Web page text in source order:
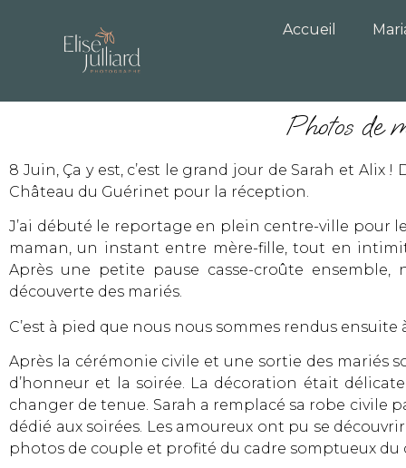
Accueil
Photos de
8 Juin, Ça y est, c’est le grand jour de Sarah et
Château du Guérinet pour la réception.
J’ai débuté le reportage en plein centre-ville pour
maman, un instant entre mère-fille, tout en
Après une petite pause casse-croûte
découverte des mariés.
C’est à pied que nous nous sommes rendus
Après la cérémonie civile et une sortie des mariés
d’honneur et la soirée. La décoration était
changer de tenue. Sarah a remplacé sa robe civile
dédié aux soirées. Les amoureux ont pu se
photos de couple et profité du cadre somptueux du